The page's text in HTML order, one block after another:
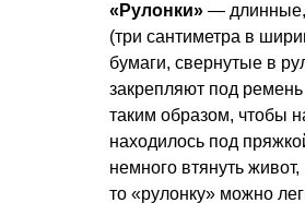
«Рулонки» — длинные,
(три сантиметра в
бумаги, свернутые в
закрепляют под
таким образом, чтобы
находилось под
немного втянуть живот,
то «рулонку» можно